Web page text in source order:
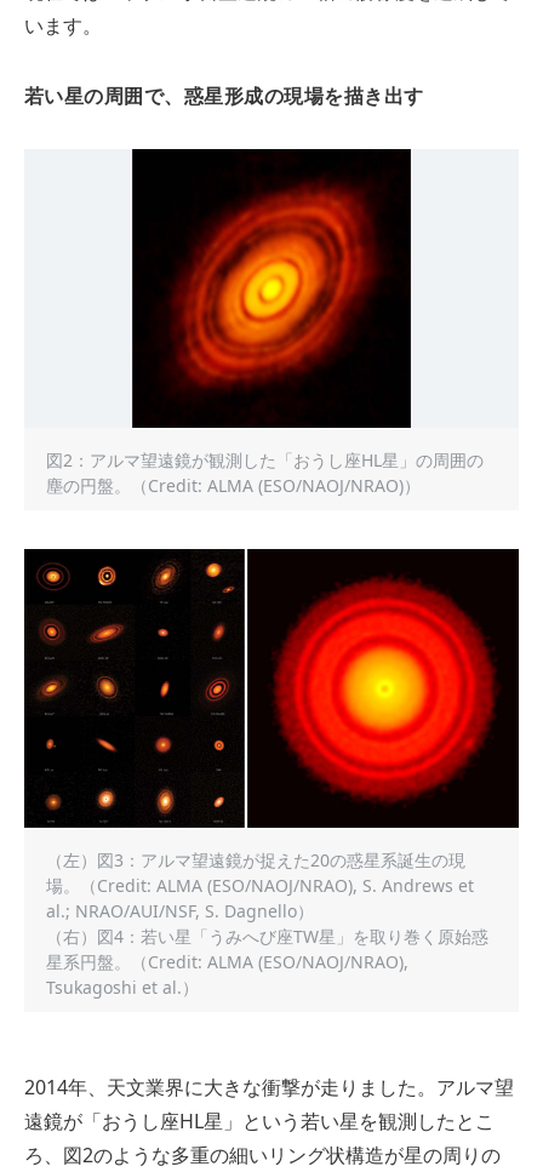
います。
若い星の周囲で、惑星形成の現場を描き出す
図2：アルマ望遠鏡が観測した「おうし座HL星」の周囲の
塵の円盤。（Credit: ALMA (ESO/NAOJ/NRAO)）
（左）図3：アルマ望遠鏡が捉えた20の惑星系誕生の現
場。（Credit: ALMA (ESO/NAOJ/NRAO), S. Andrews et
al.; NRAO/AUI/NSF, S. Dagnello）
（右）図4：若い星「うみへび座TW星」を取り巻く原始惑
星系円盤。（Credit: ALMA (ESO/NAOJ/NRAO),
Tsukagoshi et al.）
2014年、天文業界に大きな衝撃が走りました。アルマ望
遠鏡が「おうし座HL星」という若い星を観測したとこ
ろ、図2のような多重の細いリング状構造が星の周りの